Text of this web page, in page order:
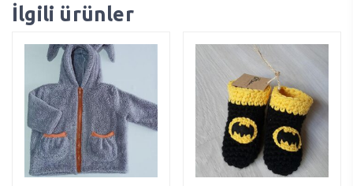
İlgili ürünler